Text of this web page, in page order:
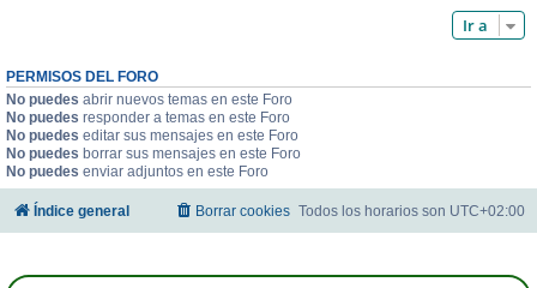
Ir a
PERMISOS DEL FORO
No puedes abrir nuevos temas en este Foro
No puedes responder a temas en este Foro
No puedes editar sus mensajes en este Foro
No puedes borrar sus mensajes en este Foro
No puedes enviar adjuntos en este Foro
Índice general Todos los horarios son UTC+02:00
Borrar cookies